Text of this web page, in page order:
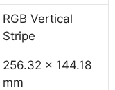
RGB Vertical
Stripe
256.32 x 144.18
mm